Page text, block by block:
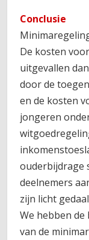
Conclusie
De kosten
uitgevallen
door de
en de kosten
jongeren
ouderbijdrage
deelnemers
zijn licht
We hebben
van de